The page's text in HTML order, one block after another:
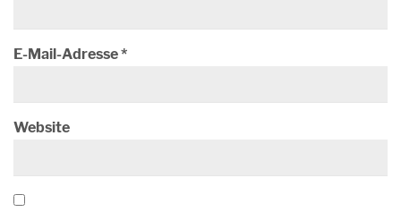
E-Mail-Adresse*
Website